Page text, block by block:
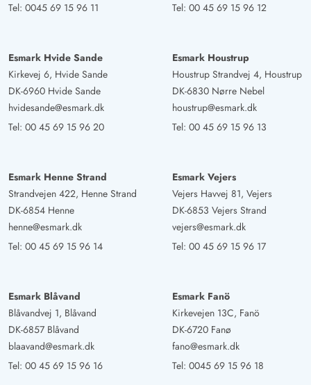
Tel: 0045 69 15 96 11
Tel: 00 45 69 15 96 12
Esmark Hvide Sande
Kirkevej 6, Hvide Sande
DK-6960 Hvide Sande
hvidesande@esmark.dk
Tel: 00 45 69 15 96 20
Esmark Houstrup
Houstrup Strandvej 4, Houstrup
DK-6830 Nørre Nebel
houstrup@esmark.dk
Tel: 00 45 69 15 96 13
Esmark Henne Strand
Strandvejen 422, Henne Strand
DK-6854 Henne
henne@esmark.dk
Tel: 00 45 69 15 96 14
Esmark Vejers
Vejers Havvej 81, Vejers
DK-6853 Vejers Strand
vejers@esmark.dk
Tel: 00 45 69 15 96 17
Esmark Blåvand
Blåvandvej 1, Blåvand
DK-6857 Blåvand
blaavand@esmark.dk
Tel: 00 45 69 15 96 16
Esmark Fanö
Kirkevejen 13C, Fanö
DK-6720 Fanø
fano@esmark.dk
Tel: 0045 69 15 96 18